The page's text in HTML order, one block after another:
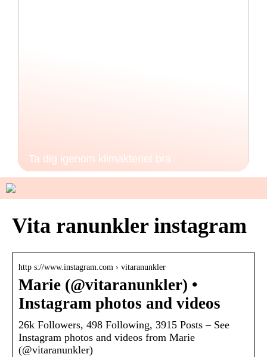
Ta dig igenom klimakteriet bra
Vita ranunkler instagram
http s://www.instagram.com › vitaranunkler
Marie (@vitaranunkler) •
Instagram photos and videos
26k Followers, 498 Following, 3915 Posts – See
Instagram photos and videos from Marie
(@vitaranunkler)